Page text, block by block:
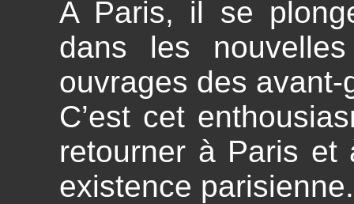
A Paris, il se
dans les
ouvrages des
C’est cet
retourner à Paris et
existence parisienne.